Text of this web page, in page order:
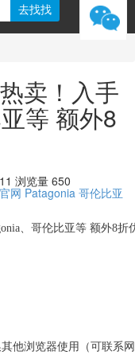
卖！入手
等 额外8
浏览量 650
网 Patagonia 哥伦比亚
、哥伦比亚等 额外8折
他浏览器使用（可联系